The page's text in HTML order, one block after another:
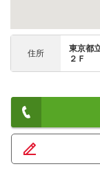
住所
東京都
２Ｆ